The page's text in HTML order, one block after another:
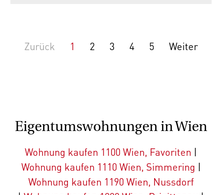
Zurück 1 2 3 4 5 Weiter
Eigentumswohnungen in Wien
Wohnung kaufen 1100 Wien, Favoriten |
Wohnung kaufen 1110 Wien, Simmering |
Wohnung kaufen 1190 Wien, Nussdorf